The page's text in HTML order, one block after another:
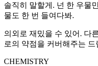
솔직히 말할게. 넌 한 우물
물도 한 번 들여다봐.
의외로 재밌을 수 있어. 다
로의 약점을 커버해주는
CHEMISTRY